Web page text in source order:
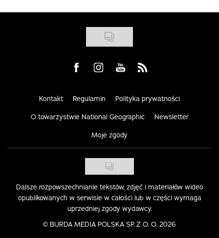
Visit us on Facebook
Visit us on Instagram
Visit us on Youtube
Visit us on Rss
Kontakt Regulamin Polityka prywatności
O towarzystwie National Geographic Newsletter
Moje zgody
Dalsze rozpowszechnianie tekstów, zdjęć i materiałów wideo
opublikowanych w serwisie w całości lub w części wymaga
uprzedniej zgody wydawcy.
© BURDA MEDIA POLSKA SP. Z O. O. 2026